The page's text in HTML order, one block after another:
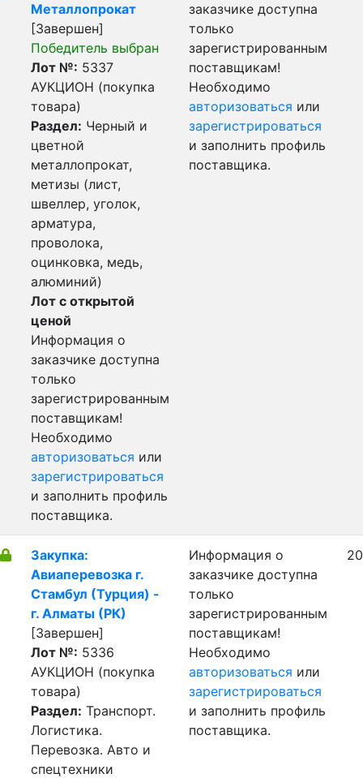
Металлопрокат
[Завершен]
Победитель выбран
Лот №: 5337
АУКЦИОН (покупка
товара)
Раздел: Черный и
цветной
металлопрокат,
метизы (лист,
швеллер, уголок,
арматура,
проволока,
оцинковка, медь,
алюминий)
Лот с открытой
ценой
Информация о
заказчике доступна
только
зарегистрированным
поставщикам!
Необходимо
авторизоваться или
зарегистрироваться
и заполнить профиль
поставщика.
заказчике доступна
только
зарегистрированным
поставщикам!
Необходимо
авторизоваться или
зарегистрироваться
и заполнить профиль
поставщика.
Закупка:
Авиаперевозка г.
Стамбул (Турция) -
г. Алматы (РК)
[Завершен]
Лот №: 5336
АУКЦИОН (покупка
товара)
Раздел: Транспорт.
Логистика.
Перевозка. Авто и
спецтехники
Информация о
заказчике доступна
только
зарегистрированным
поставщикам!
Необходимо
авторизоваться или
зарегистрироваться
и заполнить профиль
поставщика.